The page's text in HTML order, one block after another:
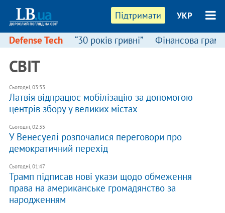
Підтримати УКР
Defense Tech “30 років гривні” Фінансова
СВІТ
Сьогодні, 03:33
Латвія відпрацює мобілізацію за допомогою
центрів збору у великих містах
Сьогодні, 02:35
У Венесуелі розпочалися переговори про
демократичний перехід
Сьогодні, 01:47
Трамп підписав нові укази щодо обмеження
права на американське громадянство за
народженням